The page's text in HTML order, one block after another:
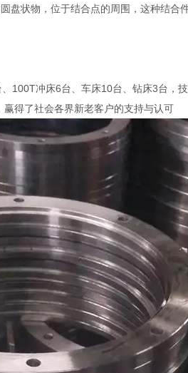
盘状物，位于结合点的周围，这种结合
100T冲床6台、车床10台、钻床3台，
务体系，赢得了社会各界新老